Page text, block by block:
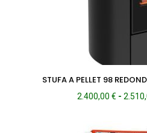
STUFA A PELLET 98
2.400,00 € -